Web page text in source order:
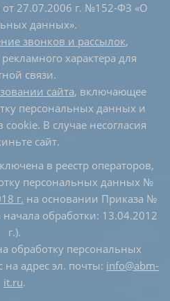
27.07.2006 г. №152-ФЗ «О
данных».
звонков и рассылок,
характера для
связи.
сайта, включающее
персональных данных и
В случае несогласия
сайт.
в реестр операторов,
персональных данных №
г. на основании Приказа №
начала обработки: 13.04.2012
г.).
обработку персональных
адрес эл. почты: info@abm-
it.ru.